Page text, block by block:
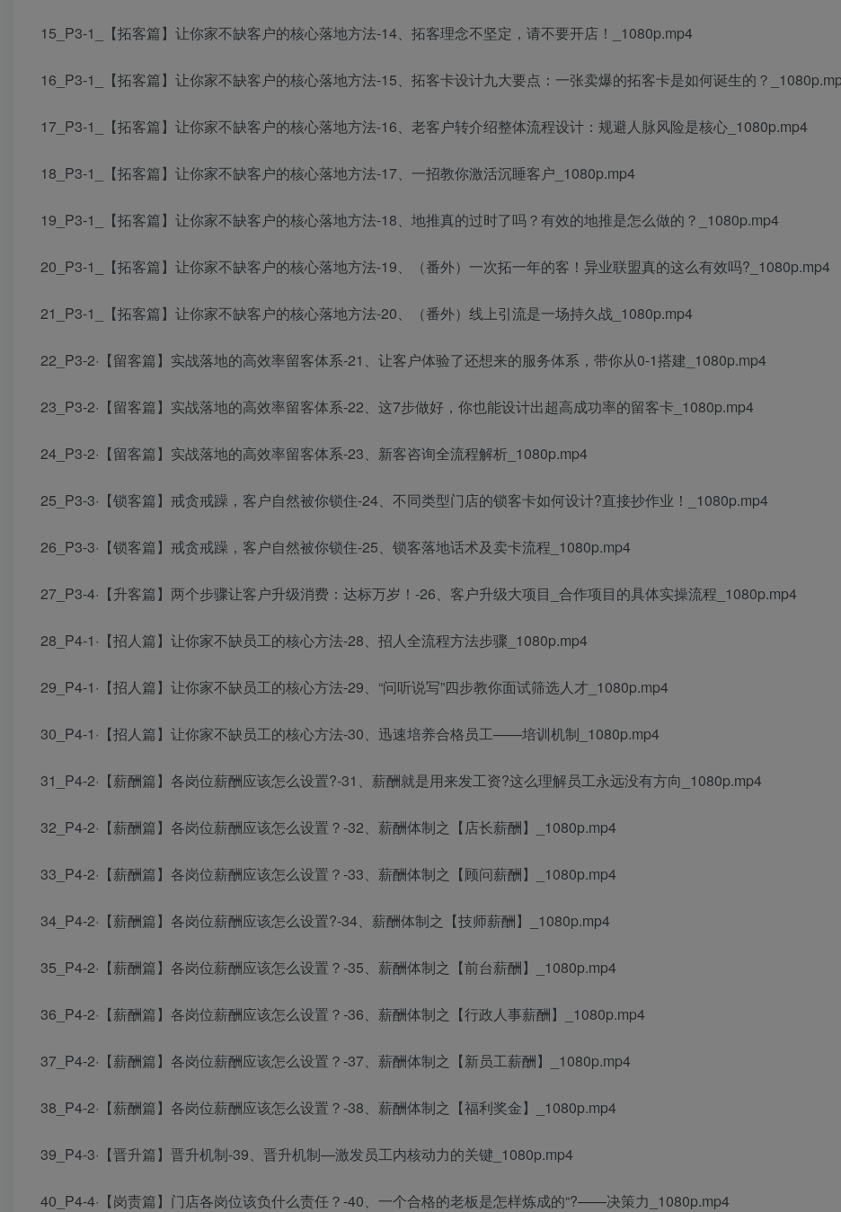
15_P3-1_【拓客篇】让你家不缺客户的核心落地方法-14、拓客理念不坚定，请不要开店！_1080p.mp4
16_P3-1_【拓客篇】让你家不缺客户的核心落地方法-15、拓客卡设计九大要点：一张卖爆的拓客卡是如何诞生的？
17_P3-1_【拓客篇】让你家不缺客户的核心落地方法-16、老客户转介绍整体流程设计：规避人脉风险是核心_1080p.mp4
18_P3-1_【拓客篇】让你家不缺客户的核心落地方法-17、一招教你激活沉睡客户_1080p.mp4
19_P3-1_【拓客篇】让你家不缺客户的核心落地方法-18、地推真的过时了吗？有效的地推是怎么做的？_1080p.mp4
20_P3-1_【拓客篇】让你家不缺客户的核心落地方法-19、（番外）一次拓一年的客！异业联盟真的这么有效吗?_1080p.mp4
21_P3-1_【拓客篇】让你家不缺客户的核心落地方法-20、（番外）线上引流是一场持久战_1080p.mp4
22_P3-2·【留客篇】实战落地的高效率留客体系-21、让客户体验了还想来的服务体系，带你从0-1搭建_1080p.mp4
23_P3-2·【留客篇】实战落地的高效率留客体系-22、这7步做好，你也能设计出超高成功率的留客卡_1080p.mp4
24_P3-2·【留客篇】实战落地的高效率留客体系-23、新客咨询全流程解析_1080p.mp4
25_P3-3·【锁客篇】戒贪戒躁，客户自然被你锁住-24、不同类型门店的锁客卡如何设计?直接抄作业！_1080p.mp4
26_P3-3·【锁客篇】戒贪戒躁，客户自然被你锁住-25、锁客落地话术及卖卡流程_1080p.mp4
27_P3-4·【升客篇】两个步骤让客户升级消费：达标万岁！-26、客户升级大项目_合作项目的具体实操流程_1080p.mp4
28_P4-1·【招人篇】让你家不缺员工的核心方法-28、招人全流程方法步骤_1080p.mp4
29_P4-1·【招人篇】让你家不缺员工的核心方法-29、“问听说写”四步教你面试筛选人才_1080p.mp4
30_P4-1·【招人篇】让你家不缺员工的核心方法-30、迅速培养合格员工——培训机制_1080p.mp4
31_P4-2·【薪酬篇】各岗位薪酬应该怎么设置?-31、薪酬就是用来发工资?这么理解员工永远没有方向_1080p.mp4
32_P4-2·【薪酬篇】各岗位薪酬应该怎么设置？-32、薪酬体制之【店长薪酬】_1080p.mp4
33_P4-2·【薪酬篇】各岗位薪酬应该怎么设置？-33、薪酬体制之【顾问薪酬】_1080p.mp4
34_P4-2·【薪酬篇】各岗位薪酬应该怎么设置?-34、薪酬体制之【技师薪酬】_1080p.mp4
35_P4-2·【薪酬篇】各岗位薪酬应该怎么设置？-35、薪酬体制之【前台薪酬】_1080p.mp4
36_P4-2·【薪酬篇】各岗位薪酬应该怎么设置？-36、薪酬体制之【行政人事薪酬】_1080p.mp4
37_P4-2·【薪酬篇】各岗位薪酬应该怎么设置？-37、薪酬体制之【新员工薪酬】_1080p.mp4
38_P4-2·【薪酬篇】各岗位薪酬应该怎么设置？-38、薪酬体制之【福利奖金】_1080p.mp4
39_P4-3·【晋升篇】晋升机制-39、晋升机制—激发员工内核动力的关键_1080p.mp4
40_P4-4·【岗责篇】门店各岗位该负什么责任？-40、一个合格的老板是怎样炼成的“?——决策力_1080p.mp4